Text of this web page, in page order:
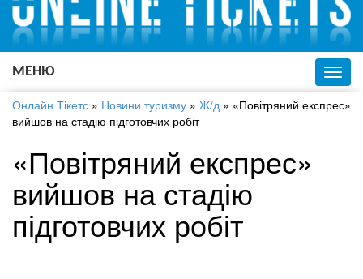
Російська
Українська
МЕНЮ
Онлайн Тікетс » Новини туризму » Ж/д » «Повітряний експрес»
вийшов на стадію підготовчих робіт
«Повітряний експрес»
вийшов на стадію
підготовчих робіт